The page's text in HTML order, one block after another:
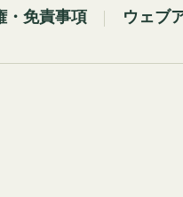
・免責事項 ウェブ